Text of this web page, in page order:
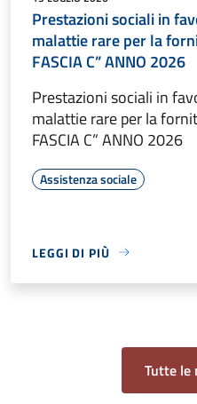
Prestazioni sociali in
malattie rare per la
FASCIA C” ANNO 2026
Prestazioni sociali in
malattie rare per la
FASCIA C” ANNO 2026
Assistenza sociale
LEGGI DI PIÙ
Tutte le